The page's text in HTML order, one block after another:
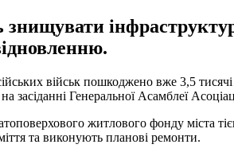
військ пошкоджено вже 3,5
засіданні Генеральної Асамблеї
житлового фонду
та виконують планові ремонти.